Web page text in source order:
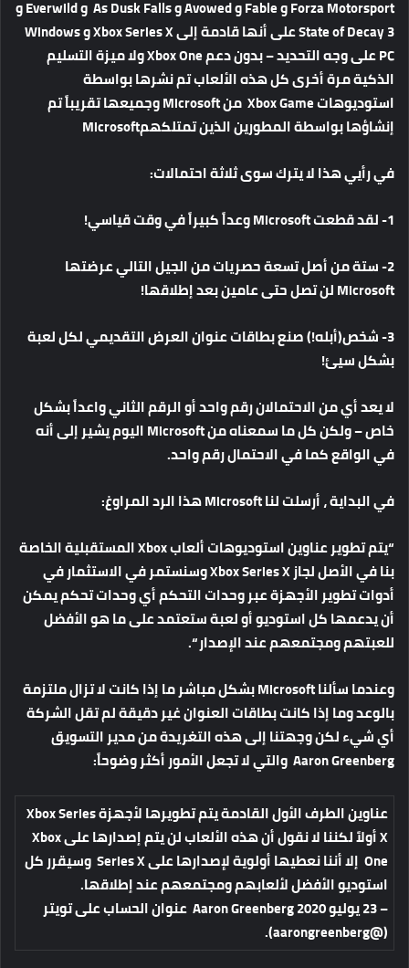
Forza Motorsport و Fable و Avowed و As Dusk Falls و Everwild و
State of Decay 3 على أنها قادمة إلى Xbox Series X و Windows
PC على وجه التحديد – بدون دعم Xbox One ولا ميزة التسليم
الذكية مرة أخرى كل هذه الألعاب تم نشرها بواسطة
استوديوهات Xbox Game من Microsoft وجميعها تقريباً تم
إنشاؤها بواسطة المطورين الذين تمتلكهمMicrosoft
في رأيي هذا لا يترك سوى ثلاثة احتمالات:
1- لقد قطعت Microsoft وعداً كبيراً في وقت قياسي!
2- ستة من أصل تسعة حصريات من الجيل التالي عرضتها
Microsoft لن تصل حتى عامين بعد إطلاقها!
3- شخص(أبله!) صنع بطاقات عنوان العرض التقديمي لكل لعبة
بشكل سيئ!
لا يعد أي من الاحتمالان رقم واحد أو الرقم الثاني واعداً بشكل
خاص – ولكن كل ما سمعناه من Microsoft اليوم يشير إلى أنه
في الواقع كما في الاحتمال رقم واحد.
في البداية ، أرسلت لنا Microsoft هذا الرد المراوغ:
“يتم تطوير عناوين استوديوهات ألعاب Xbox المستقبلية الخاصة
بنا في الأصل لجاز Xbox Series X وسنستمر في الاستثمار في
أدوات تطوير الأجهزة عبر وحدات التحكم أي وحدات تحكم يمكن
أن يدعمها كل استوديو أو لعبة ستعتمد على ما هو الأفضل
للعبتهم ومجتمعهم عند الإصدار “.
وعندما سألنا Microsoft بشكل مباشر ما إذا كانت لا تزال ملتزمة
بالوعد وما إذا كانت بطاقات العنوان غير دقيقة لم تقل الشركة
أي شيء لكن وجهتنا إلى هذه التغريدة من مدير التسويق
Aaron Greenberg والتي لا تجعل الأمور أكثر وضوحاً:
عناوين الطرف الأول القادمة يتم تطويرها لأجهزة Xbox Series
X أولاً لكننا لا نقول أن هذه الألعاب لن يتم إصدارها على Xbox
One إلا أننا نعطيها أولوية لإصدارها على Series X وسيقرر كل
استوديو الأفضل لألعابهم ومجتمعهم عند إطلاقها.
– 23 يوليو 2020 Aaron Greenberg عنوان الحساب على تويتر ‍
(@aarongreenberg).